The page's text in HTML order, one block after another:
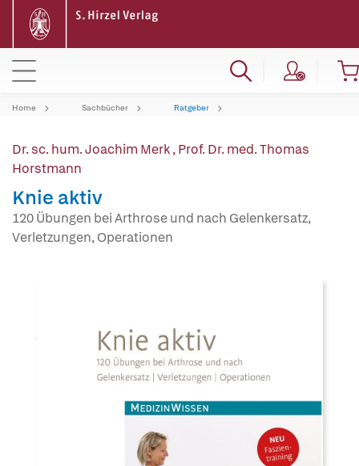
Home Sachbücher Ratgeber
Dr. sc. hum. Joachim Merk,Prof. Dr. med. Thomas
Horstmann
Knie aktiv
120 Übungen bei Arthrose und nach Gelenkersatz,
Verletzungen, Operationen